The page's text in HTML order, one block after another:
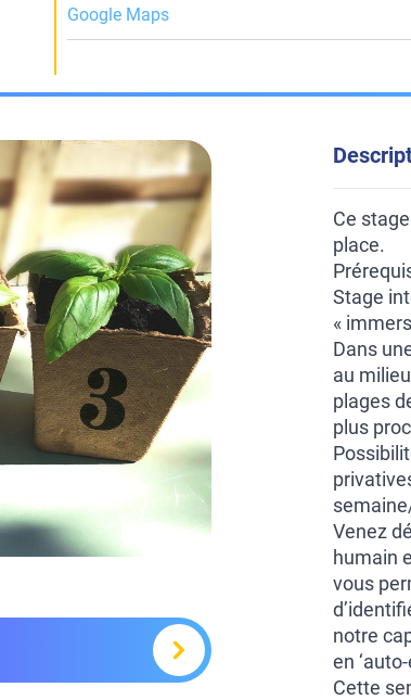
Google Maps
Ce
place.
Stage
«
Dans
au
plages
plus
Venez
humain
vous
notre
en
Cette